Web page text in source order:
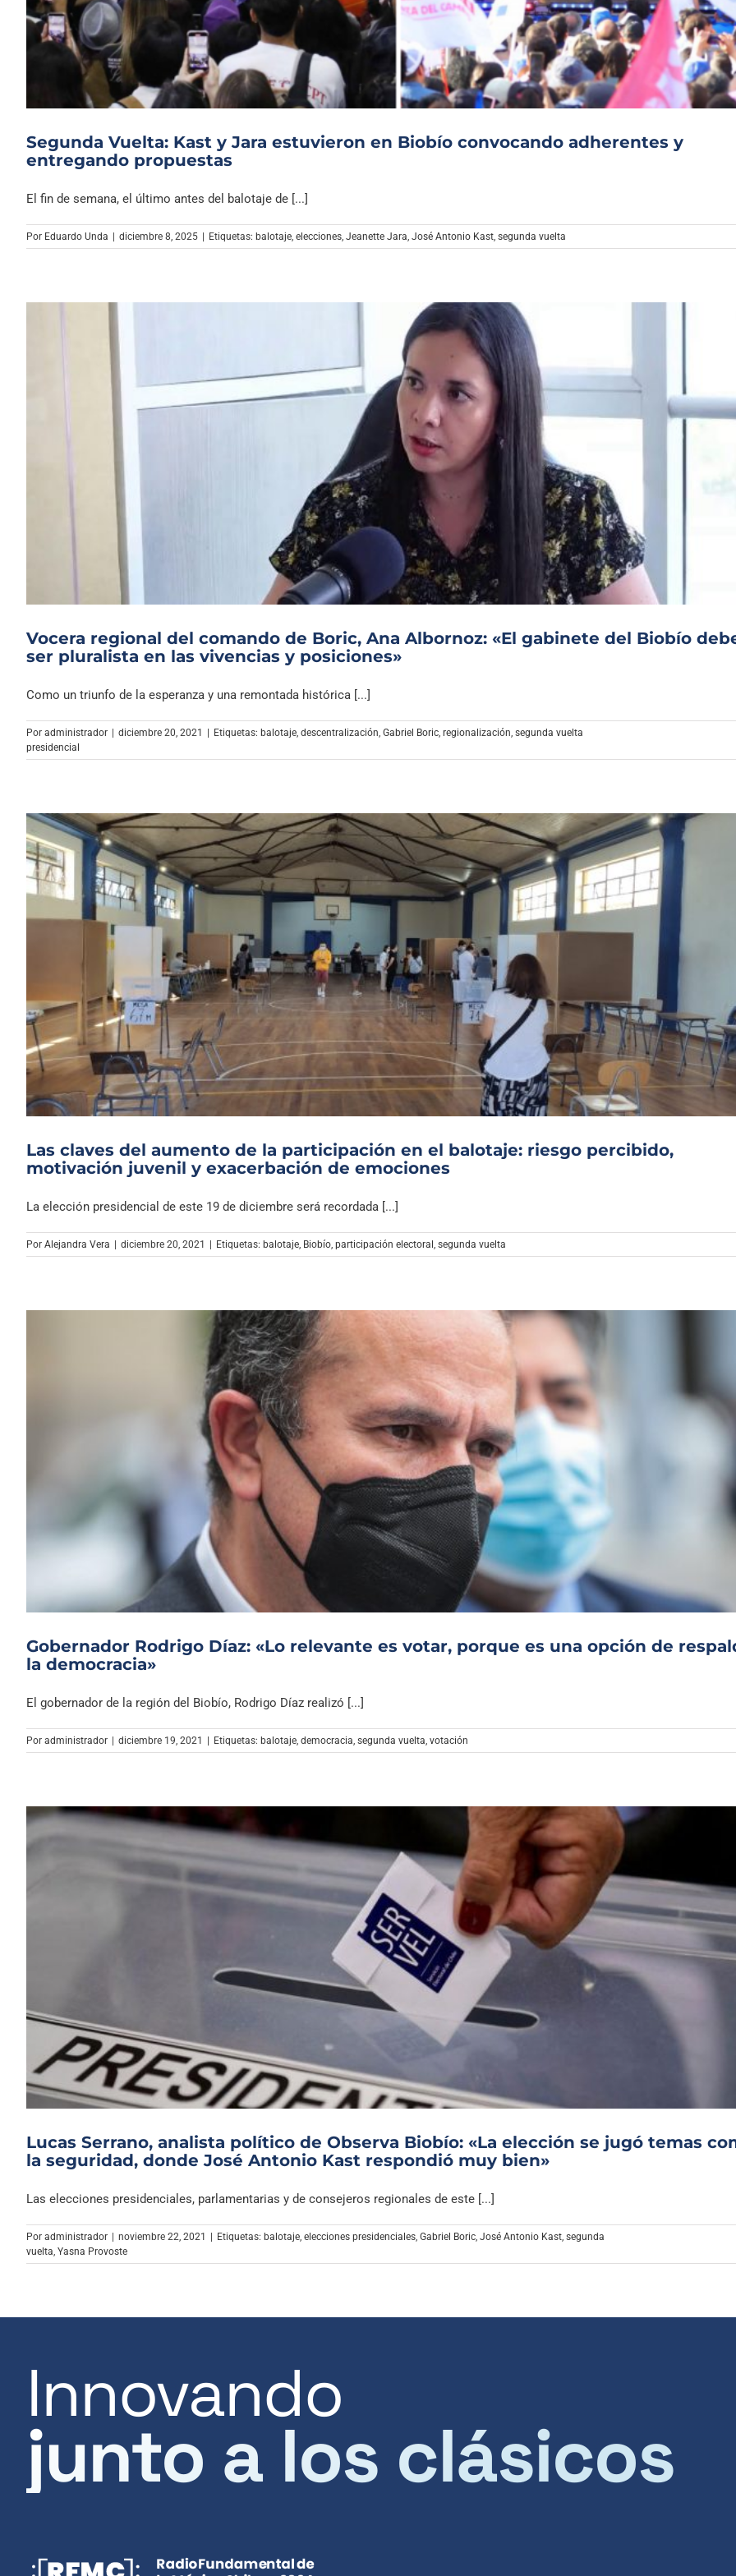
Archivo Sonoro
Segunda Vuelta: Kast y Jara estuvieron en Biobío convocando adherentes y
entregando propuestas
El fin de semana, el último antes del balotaje de [...]
Por Eduardo Unda diciembre 8, 2025 Etiquetas: balotaje, elecciones, Jeanette Jara, José Antonio Kast, segunda vuelta
Vocera regional del comando de Boric, Ana Albornoz: «El gabinete del Biobío
ser pluralista en las vivencias y posiciones»
Como un triunfo de la esperanza y una remontada histórica [...]
Por administrador diciembre 20, 2021 Etiquetas: balotaje, descentralización, Gabriel Boric, regionalización, segunda vuelta
presidencial
Las claves del aumento de la participación en el balotaje: riesgo percibido,
motivación juvenil y exacerbación de emociones
La elección presidencial de este 19 de diciembre será recordada [...]
Por Alejandra Vera | diciembre 20, 2021 | Etiquetas: balotaje Biobío participación electoral segunda vuelta
Gobernador Rodrigo Díaz: «Lo relevante es votar, porque es una opción de
la democracia»
El gobernador de la región del Biobío, Rodrigo Díaz realizó [...]
Por administrador | diciembre 19, 2021 | Etiquetas: balotaje democracia segunda vuelta votación
Lucas Serrano, analista político de Observa Biobío: «La elección se jugó temas
la seguridad, donde José Antonio Kast respondió muy bien»
Las elecciones presidenciales, parlamentarias y de consejeros regionales de este [...]
Por administrador noviembre 22, 2021 Etiquetas: balotaje, elecciones presidenciales, Gabriel Boric, José Antonio Kast, segunda
vuelta, Yasna Provoste
Innovando
junto a los clásicos